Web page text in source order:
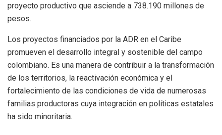
proyecto productivo que asciende a 738.190 millones de
pesos.
Los proyectos financiados por la ADR en el Caribe
promueven el desarrollo integral y sostenible del campo
colombiano. Es una manera de contribuir a la transformación
de los territorios, la reactivación económica y el
fortalecimiento de las condiciones de vida de numerosas
familias productoras cuya integración en políticas estatales
ha sido minoritaria.